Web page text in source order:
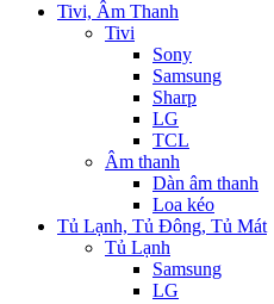
Tivi, Âm Thanh
Tivi
Sony
Samsung
Sharp
LG
TCL
Âm thanh
Dàn âm thanh
Loa kéo
Tủ Lạnh, Tủ Đông, Tủ Mát
Tủ Lạnh
Samsung
LG